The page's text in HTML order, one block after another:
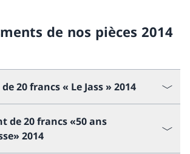
de nos pièces 2014
20 francs « Le Jass » 2014
de 20 francs «50 ans
2014